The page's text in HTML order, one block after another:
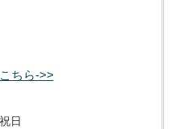
ちら->>
日